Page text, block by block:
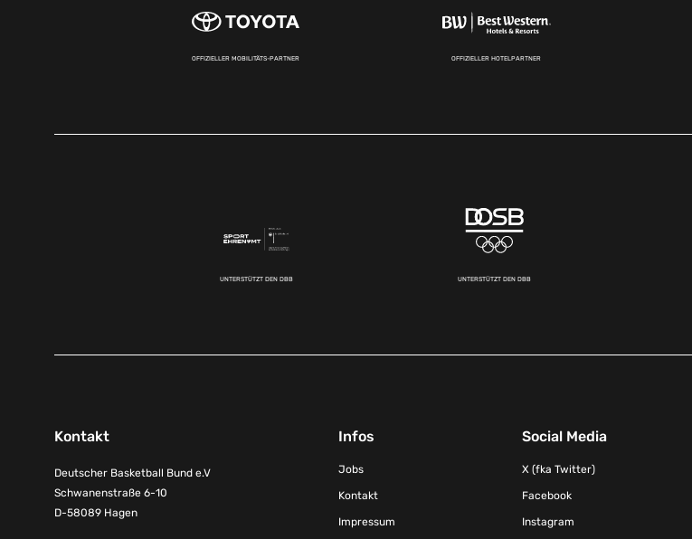
OFFIZIELLER MOBILITÄTS-PARTNER OFFIZIELLER HOTELPARTNER
UNTERSTÜTZT DEN DBB UNTERSTÜTZT DEN DBB
Kontakt
Deutscher Basketball Bund e.V
Schwanenstraße 6-10
D-58089 Hagen
Infos
Jobs
Kontakt
Impressum
Social Media
X (fka Twitter)
Facebook
Instagram